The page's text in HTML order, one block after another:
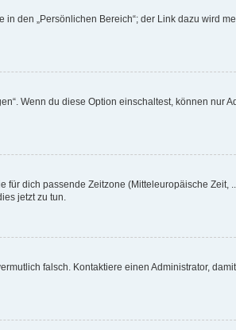
den „Persönlichen Bereich“; der Link dazu wird
Wenn du diese Option einschaltest, können nur
dich passende Zeitzone (Mitteleuropäische Zeit,
jetzt zu tun.
falsch. Kontaktiere einen Administrator,